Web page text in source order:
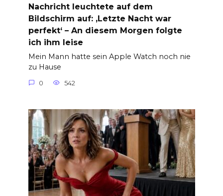
Nachricht leuchtete auf dem
Bildschirm auf: ‚Letzte Nacht war
perfekt‘ – An diesem Morgen folgte
ich ihm leise
Mein Mann hatte sein Apple Watch noch nie
zu Hause
0 542